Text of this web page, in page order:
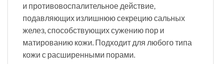
и противовоспалительное действие,
подавляющих излишнюю секрецию сальных
желез, способствующих сужению пор и
матированию кожи. Подходит для любого типа
кожи с расширенными порами.